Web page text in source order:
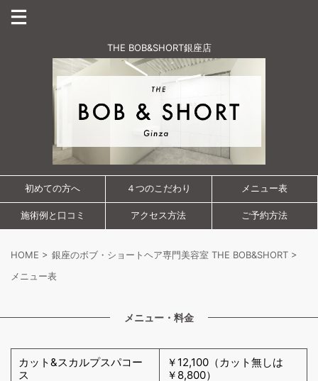
THE BOB&SHORT銀座店
初めての方へ ４つのこだわり メニュー表
施術例と口コミ アクセス方法 ご予約方法
HOME > 銀座のボブ・ショートヘア専門美容室 THE BOB&SHORT >
メニュー表
メニュー・料金
カット&スカルプスパコー
ス
￥12,100（カット無しは
￥8,800）